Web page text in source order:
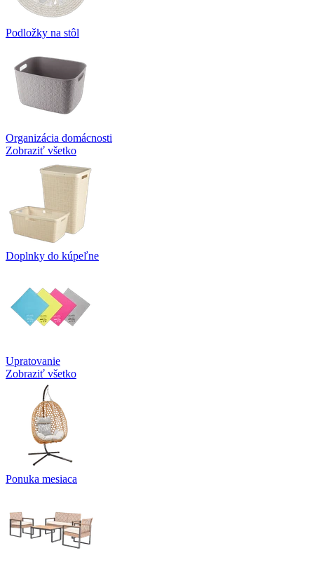
Podložky na stôl
Organizácia domácnosti
Zobraziť všetko
Doplnky do kúpeľne
Upratovanie
Zobraziť všetko
Ponuka mesiaca